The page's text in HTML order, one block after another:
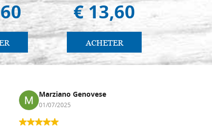
€ 13,60
ACHETER
Marziano Genovese
01/07/2025